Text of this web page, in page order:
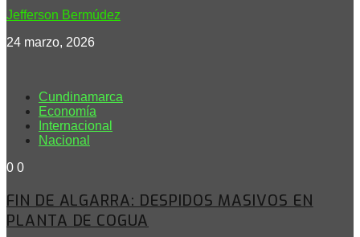
Jefferson Bermúdez
24 marzo, 2026
Cundinamarca
Economía
Internacional
Nacional
0 0
FIN DE ALGARRA: DESPIDOS MASIVOS EN
PLANTA DE COGUA